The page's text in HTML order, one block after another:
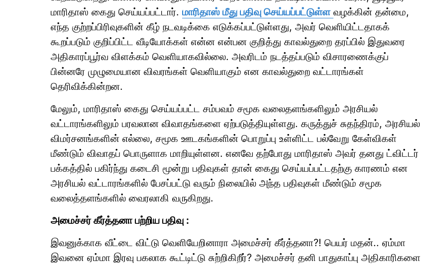
மாரிதாஸ் கைது செய்யப்பட்டார். மாரிதாஸ் மீது பதிவு செய்யப்பட்டுள்ள வழக்கின் தன்மை,
எந்த குற்றப்பிரிவுகளின் கீழ் நடவடிக்கை எடுக்கப்பட்டுள்ளது, அவர் வெளியிட்டதாகக்
கூறப்படும் குறிப்பிட்ட வீடியோக்கள் என்ன என்பன குறித்து காவல்துறை தரப்பில் இதுவரை
அதிகாரப்பூர்வ விளக்கம் வெளியாகவில்லை. அவரிடம் நடத்தப்படும் விசாரணைக்குப்
பின்னரே முழுமையான விவரங்கள் வெளியாகும் என காவல்துறை வட்டாரங்கள்
தெரிவிக்கின்றன.
மேலும், மாரிதாஸ் கைது செய்யப்பட்ட சம்பவம் சமூக வலைதளங்களிலும் அரசியல்
வட்டாரங்களிலும் பரவலான விவாதங்களை ஏற்படுத்தியுள்ளது. கருத்துச் சுதந்திரம், அரசியல்
விமர்சனங்களின் எல்லை, சமூக ஊடகங்களின் பொறுப்பு உள்ளிட்ட பல்வேறு கேள்விகள்
மீண்டும் விவாதப் பொருளாக மாறியுள்ளன. எனவே தற்போது மாரிதாஸ் அவர் தனது ட்விட்டர்
பக்கத்தில் பகிர்ந்து கடைசி மூன்று பதிவுகள் தான் கைது செய்யப்பட்டதற்கு காரணம் என
அரசியல் வட்டாரங்களில் பேசப்பட்டு வரும் நிலையில் அந்த பதிவுகள் மீண்டும் சமூக
வலைத்தளங்களில் வைரலாகி வருகிறது.
அமைச்சர் கீர்த்தனா பற்றிய பதிவு :
இவனுக்காக வீட்டை விட்டு வெளியேறினாரா அமைச்சர் கீர்த்தனா?! பெயர் மதன்.. ஏம்மா
இவனை ஏம்மா இரவு பகலாக கூட்டிட்டு சுற்றிகிறீர்? அமைச்சர் தனி பாதுகாப்பு அதிகாரிகளை